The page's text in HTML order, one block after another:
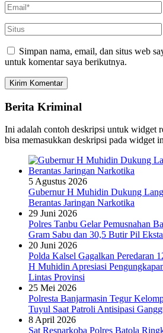
Simpan nama, email, dan situs web
untuk komentar saya berikutnya.
Berita Kriminal
Ini adalah contoh deskripsi untuk widget
bisa memasukkan deskripsi pada widget
5 Agustus 2026
Gubernur H Muhidin Dukung
Berantas Jaringan Narkotika
29 Juni 2026
Polres Tanbu Gelar Pemusnahan
Gram Sabu dan 30,5 Butir Pil
20 Juni 2026
Polda Kalsel Gagalkan Peredaran
H Muhidin Apresiasi
Lintas Provinsi
25 Mei 2026
Polresta Banjarmasin Tegur
Tuyul Saat Patroli Antisipasi
8 April 2026
Sat Resnarkoba Polres Batola